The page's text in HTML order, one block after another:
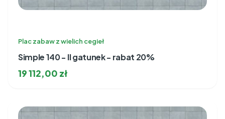
Plac zabaw z wielich cegieł
Simple 140 - II gatunek - rabat 20%
19 112,00 zł